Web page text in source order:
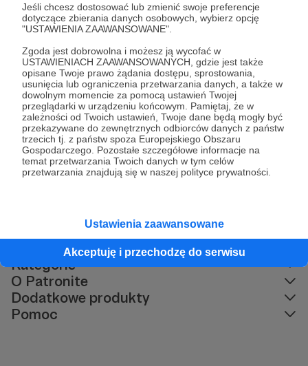
Jeśli chcesz dostosować lub zmienić swoje preferencje
dotyczące zbierania danych osobowych, wybierz opcję
"USTAWIENIA ZAAWANSOWANE".
Zgoda jest dobrowolna i możesz ją wycofać w
USTAWIENIACH ZAAWANSOWANYCH, gdzie jest także
opisane Twoje prawo żądania dostępu, sprostowania,
usunięcia lub ograniczenia przetwarzania danych, a także w
dowolnym momencie za pomocą ustawień Twojej
przeglądarki w urządzeniu końcowym. Pamiętaj, że w
zależności od Twoich ustawień, Twoje dane będą mogły być
przekazywane do zewnętrznych odbiorców danych z państw
trzecich tj. z państw spoza Europejskiego Obszaru
Gospodarczego. Pozostałe szczegółowe informacje na
temat przetwarzania Twoich danych w tym celów
przetwarzania znajdują się w naszej polityce prywatności.
Ustawienia zaawansowane
Akceptuję i przechodzę do serwisu
0wyświetleń
rzeczywistości. Chcemy to przełamać. Fundacja
Arbitror wyda broszurę, w której opisze 100
największych afer ostatnich lat, o których nie
usłyszymy w TVP. Broszura będzie dostępna
bezpłatnie wszędzie tam, gdzie nie docierają media
inne niż publiczne. zrzutka.pl/zhfwat
Komentarze
Kategorie
O Patronite
Dodatkowe produkty
Pomoc